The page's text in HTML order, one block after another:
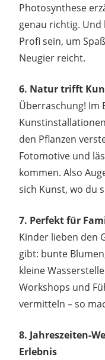
Photosynthese
genau richtig. Und
Profi sein, um
Neugier reicht.
6. Natur trifft
Überraschung! Im
den Pflanzen
Fotomotive und
kommen. Also
sich Kunst, wo du
7. Perfekt für
Kinder lieben den
gibt: bunte
kleine
Workshops und
vermitteln – so
8. Jahreszeiten-
Erlebnis